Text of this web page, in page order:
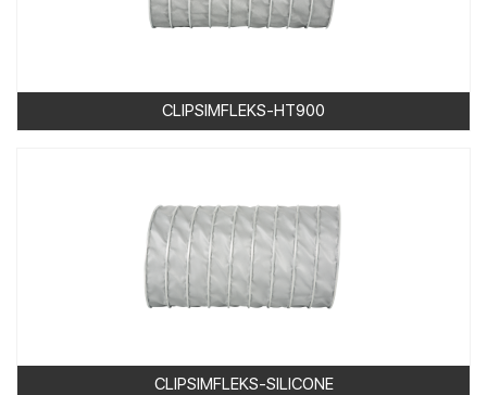
CLIPSIMFLEKS-HT900
CLIPSIMFLEKS-SILICONE